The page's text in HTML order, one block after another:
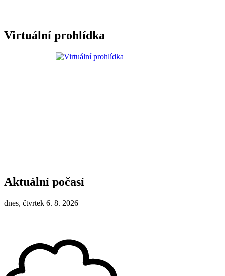
Virtuální prohlídka
Aktuální počasí
dnes, čtvrtek 6. 8. 2026